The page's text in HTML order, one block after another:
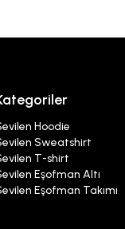
Hoodie
Sweatshirt
T-shirt
Eşofman Altı
Eşofman Takımı